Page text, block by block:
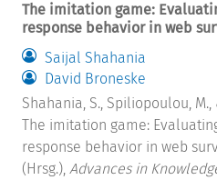
The imitation game:
response behavior in web
Saijal Shahania
David Broneske
Shahania, S., Spiliopoulou,
The imitation game:
response behavior in web
(Hrsg.), Advances in